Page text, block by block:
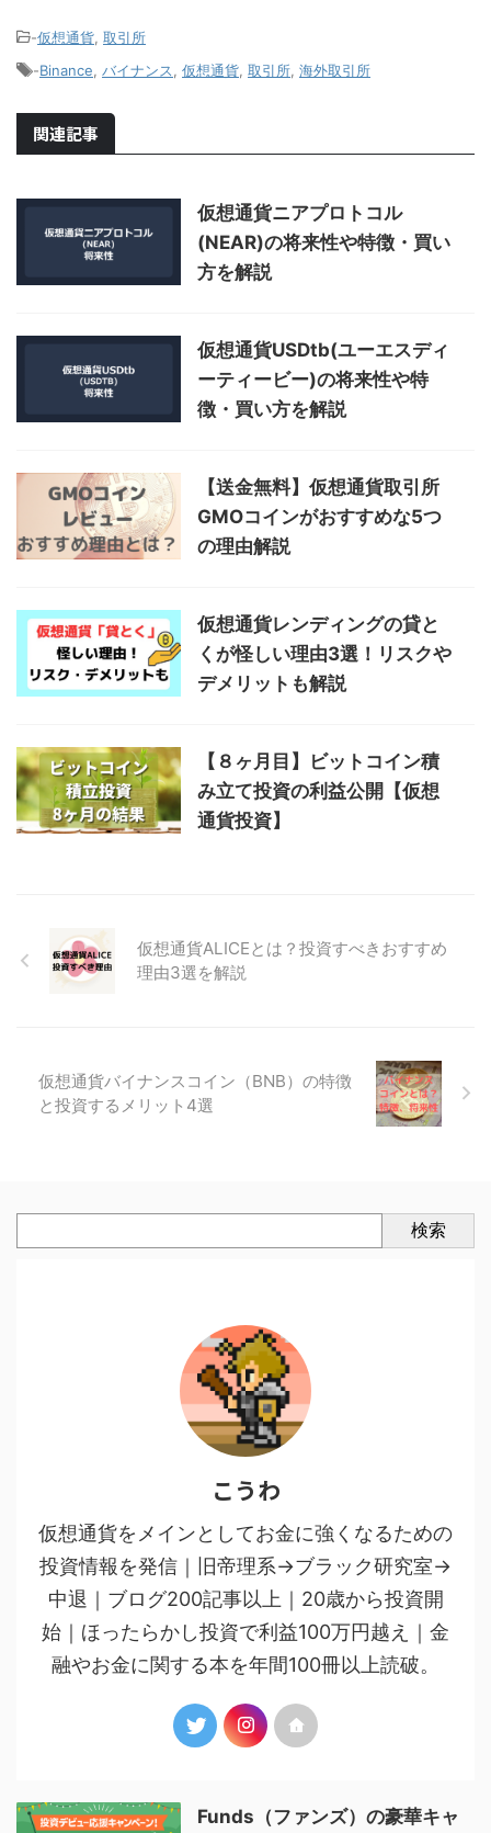
-仮想通貨 取引所
-Binance バイナンス 仮想通貨 取引所 海外取引所
関連記事
仮想通貨ニアプロトコル
(NEAR)の将来性や特徴・買い
方を解説
仮想通貨USDtb(ユーエスディ
ーティービー)の将来性や特
徴・買い方を解説
【送金無料】仮想通貨取引所
GMOコインがおすすめな5つ
の理由解説
仮想通貨レンディングの貸と
くが怪しい理由3選！リスクや
デメリットも解説
【８ヶ月目】ビットコイン積
み立て投資の利益公開【仮想
通貨投資】
仮想通貨ALICEとは？投資すべきおすすめ
理由3選を解説
仮想通貨バイナンスコイン（BNB）の特徴
と投資するメリット4選
検索
こうわ
仮想通貨をメインとしてお金に強くなるための
投資情報を発信｜旧帝理系→ブラック研究室→
中退｜ブログ200記事以上｜20歳から投資開
始｜ほったらかし投資で利益100万円越え｜金
融やお金に関する本を年間100冊以上読破。
Funds（ファンズ）の豪華キャ